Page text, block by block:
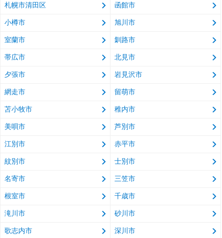
札幌市清田区 函館市
小樽市 旭川市
室蘭市 釧路市
帯広市 北見市
夕張市 岩見沢市
網走市 留萌市
苫小牧市 稚内市
美唄市 芦別市
江別市 赤平市
紋別市 士別市
名寄市 三笠市
根室市 千歳市
滝川市 砂川市
歌志内市 深川市